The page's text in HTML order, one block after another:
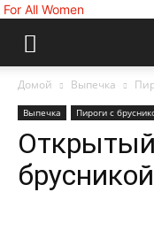
For All Women
Домой Выпечка
Выпечка Пироги с